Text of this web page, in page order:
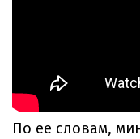
По ее словам,